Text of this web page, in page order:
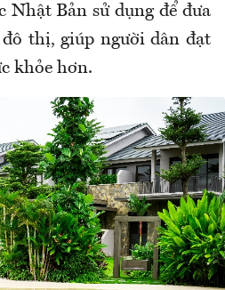
Nhật Bản sử dụngđểđưa
đô thị, giúp người dânđạt
khỏe hơn.